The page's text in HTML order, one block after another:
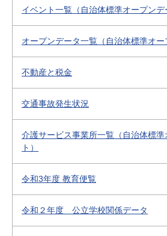
イベント一覧（自治体標準オープンデ
オープンデータ一覧（自治体標準オー
不動産と税金
交通事故発生状況
介護サービス事業所一覧（自治体標
ト）
令和3年度 教育便覧
令和２年度 公立学校関係データ